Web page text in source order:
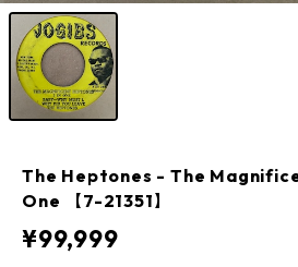
The Heptones - The
One 【7-21351】
¥99,999